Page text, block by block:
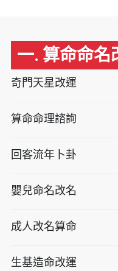
一. 算命命名
奇門天星改運
算命命理諮詢
回客流年卜卦
嬰兒命名改名
成人改名算命
生基造命改運